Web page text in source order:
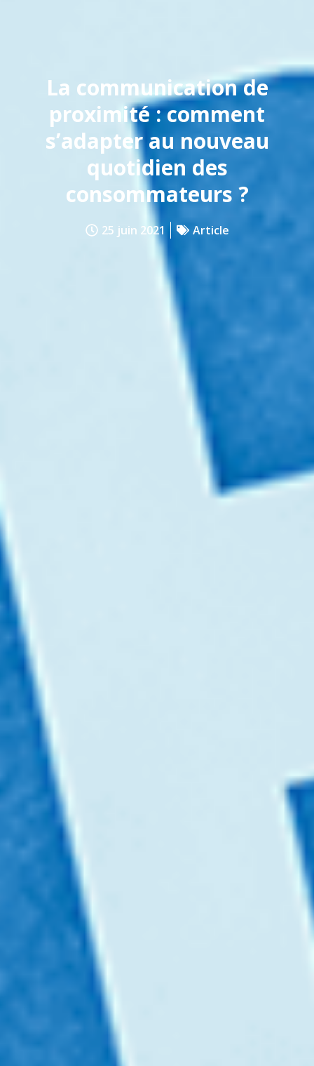
La communication de
proximité : comment
s’adapter au nouveau
quotidien des
consommateurs ?
25 juin 2021 Article